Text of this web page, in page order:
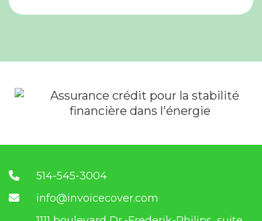
514-545-3004
info@invoicecover.com